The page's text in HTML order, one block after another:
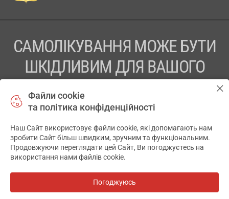
САМОЛІКУВАННЯ МОЖЕ БУТИ
ШКІДЛИВИМ ДЛЯ ВАШОГО
ПЕРЕД ЗАСТОСУВАННЯМ ПРЕПАРАТУ ПРОКОНСУЛЬТУЙТЕСЬ
ТОВ «АПТЕКА 911.ЮА» Код ЄДРПОУ 43631965.
Відмова від відповідальності
© 2014-2026. Медична інформаційна система АПТЕКА911.ЮА
Файли cookie
та політика конфіденційності
Наш Сайт використовує файли cookie, які допомагають нам
зробити Сайт більш швидким, зручним та функціональним.
Продовжуючи переглядати цей Сайт, Ви погоджуєтесь на
використання нами файлів cookie.
Погоджуюсь
✕